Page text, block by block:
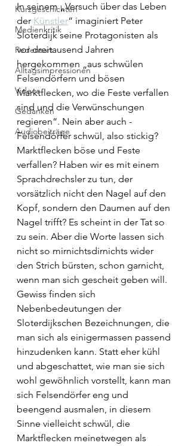
Kurzgeschichten
Medienkritik
Redensart
Alltagsimpressionen
Videos
Gedanken
Audiobeiträge
In seinem „Versuch über das Leben
der Künstler“ imaginiert Peter
Sloterdijk seine Protagonisten als
vor dreitausend Jahren
hergekommen „aus schwülen
Felsendörfern und bösen
Marktflecken, wo die Feste verfallen
sind und die Verwünschungen
regieren“. Nein aber auch -
Felsendörfer schwül, also stickig?
Marktflecken böse und Feste
verfallen? Haben wir es mit einem
Sprachdrechsler zu tun, der
vorsätzlich nicht den Nagel auf den
Kopf, sondern den Daumen auf den
Nagel trifft? Es scheint in der Tat so
zu sein. Aber die Worte lassen sich
nicht so mirnichtsdirnichts wider
den Strich bürsten, schon garnicht,
wenn man sich gescheit geben will.
Gewiss finden sich
Nebenbedeutungen der
Sloterdijkschen Bezeichnungen, die
man sich als einigermassen passend
hinzudenken kann. Statt eher kühl
und abgeschattet, wie man sie sich
wohl gewöhnlich vorstellt, kann man
sich Felsendörfer eng und
beengend ausmalen, in diesem
Sinne vielleicht schwül, die
Marktflecken meinetwegen als